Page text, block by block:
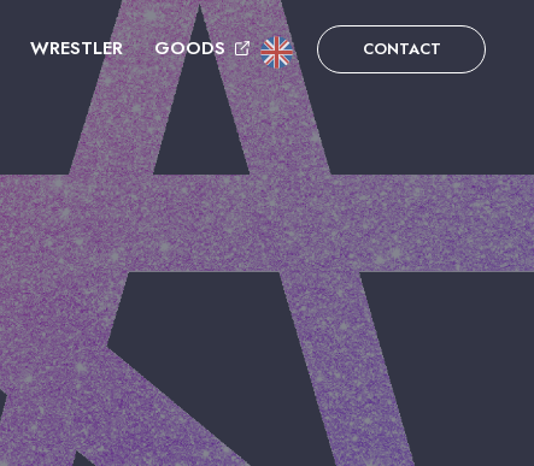
WRESTLER GOODS CONTACT